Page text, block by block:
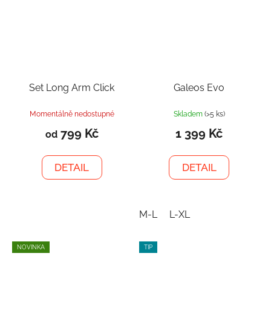
Set Long Arm Click
Momentálně nedostupné
od799 Kč
DETAIL
Galeos Evo
Skladem (>5 ks)
1 399 Kč
DETAIL
M-L L-XL
NOVINKA TIP